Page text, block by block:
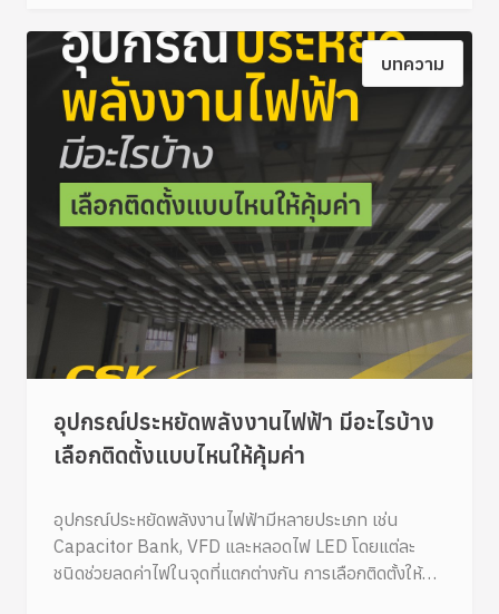
บทความ
อุปกรณ์ประหยัดพลังงานไฟฟ้า มีอะไรบ้าง
เลือกติดตั้งแบบไหนให้คุ้มค่า
อุปกรณ์ประหยัดพลังงานไฟฟ้ามีหลายประเภท เช่น
Capacitor Bank, VFD และหลอดไฟ LED โดยแต่ละ
ชนิดช่วยลดค่าไฟในจุดที่แตกต่างกัน การเลือกติดตั้งให้คุ้ม